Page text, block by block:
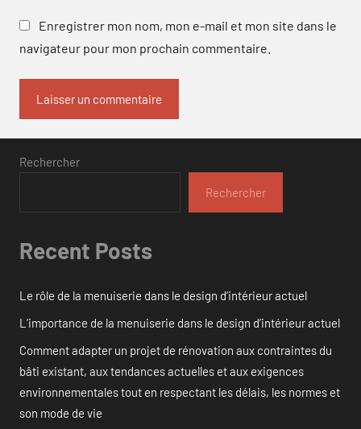
Enregistrer mon nom, mon e-mail et mon site dans le
navigateur pour mon prochain commentaire.
Rechercher
Rechercher
Recent Posts
Le rôle de la menuiserie dans le design d’intérieur actuel
L’importance de la menuiserie dans le design d’intérieur actuel
Comment adapter un projet de rénovation aux contraintes du
bâti existant, aux tendances actuelles et aux exigences
environnementales tout en respectant les délais, les normes et
son mode de vie